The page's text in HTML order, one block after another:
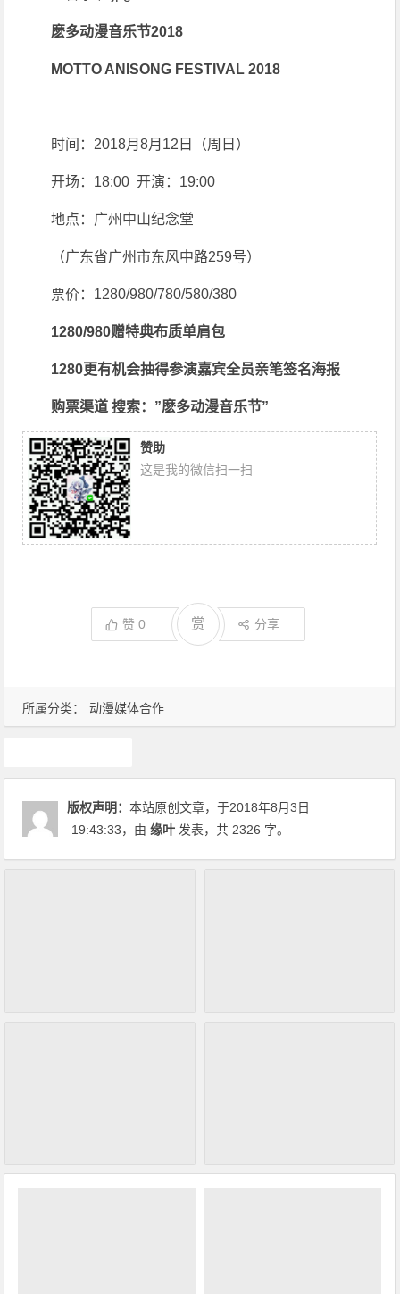
所属分类： 动漫媒体合作
麽多动漫音乐节2018
MOTTO ANISONG FESTIVAL 2018
时间：2018月8月12日（周日）
开场：18:00 开演：19:00
地点：广州中山纪念堂
（广东省广州市东风中路259号）
票价：1280/980/780/580/380
1280/980赠特典布质单肩包
1280更有机会抽得参演嘉宾全员亲笔签名海报
购票渠道 搜索： ”麽多动漫音乐节”
赞助
这是我的微信扫一扫
赞0 赏 分享
版权声明：本站原创文章，于2018年8月3日
19:43:33，由缘叶 发表，共 2326 字。